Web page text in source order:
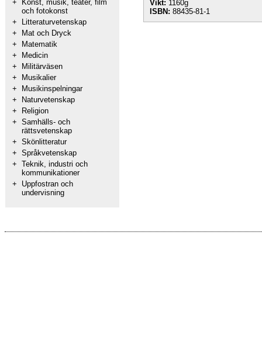
+
Konst, musik, teater, film
och fotokonst
+
Litteraturvetenskap
+
Mat och Dryck
+
Matematik
+
Medicin
+
Militärväsen
+
Musikalier
+
Musikinspelningar
+
Naturvetenskap
+
Religion
+ Samhälls- och
rättsvetenskap
+ Skönlitteratur
+ Språkvetenskap
+ Teknik, industri och
kommunikationer
+
Uppfostran och
undervisning
Vikt: 1160g
ISBN: 88435-81-1